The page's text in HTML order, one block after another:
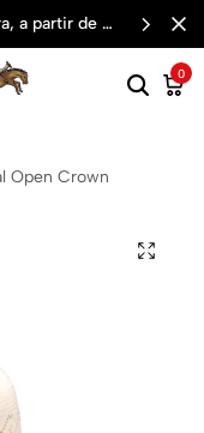
de $3,000 mxn
0
Open Crown